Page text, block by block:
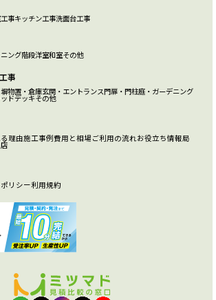
事キッチン工事洗面台工事
ング階段洋室和室その他
事
物置・倉庫玄関・エントランス門扉・門柱庭・ガーデニング
ドデッキその他
理由施工事例費用と相場 ご利用の流れお役立ち情報局
リシー利用規約